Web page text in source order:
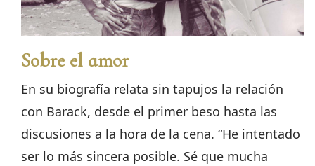
Sobre el amor
En su biografía relata sin tapujos la relación
con Barack, desde el primer beso hasta las
discusiones a la hora de la cena. “He intentado
ser lo más sincera posible. Sé que mucha